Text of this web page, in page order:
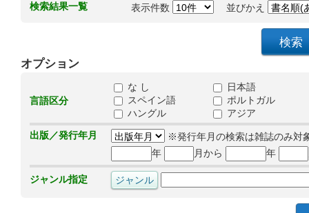
検索結果一覧 表示件数 並びかえ
オプション
言語区分
な し
日本語
スペイン語
ポルトガル
ハングル
アジア
出版／発行年月
※発行年月の検索は雑誌のみ対
年
月から 年
ジャンル指定